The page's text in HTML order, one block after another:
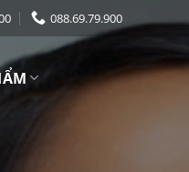
088.69.79.900